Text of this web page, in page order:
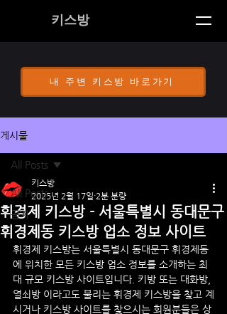
키스방
내 주변 키스방 바로가기
게시물
All Posts
공지
All Posts
휘경제 키스방 - 서울특별시 동대문구
휘경제동 키스방 업소 정보 사이트
키스방
2025년 2월 17일 2분 분량
휘경제 키스방는 서울특별시 동대문구 휘경제 동
에 위치한 모든 키스방 업소 정보를 소개하는 최
대 규모 키스방 사이트입니다. 키방 또는 대화방,
열쇠방 이라고도 불리는 휘경제 키스방을 찾고 계
시거나 키스방 사이트를 찾으시는 회원분들은 상